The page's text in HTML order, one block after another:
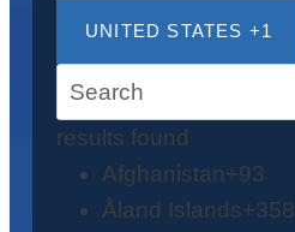
UNITED STATES +1
results found
Afghanistan+93
Åland Islands+358